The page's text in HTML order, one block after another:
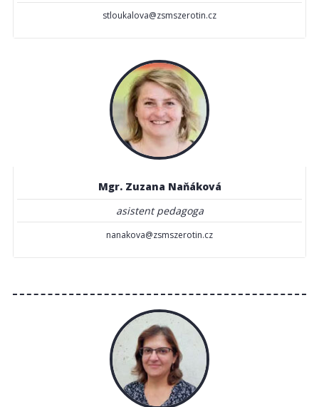
stloukalova@zsmszerotin.cz
Mgr. Zuzana Naňáková
asistent pedagoga
nanakova@zsmszerotin.cz